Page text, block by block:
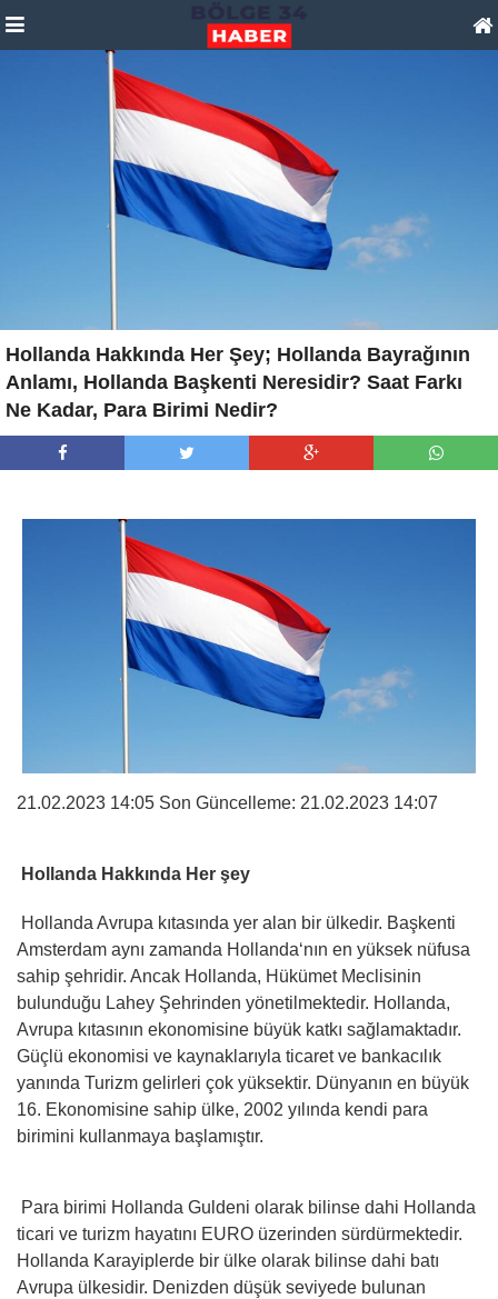
Hollanda Hakkında Her Şey; Hollanda Bayrağının
Anlamı, Hollanda Başkenti Neresidir? Saat Farkı
Ne Kadar, Para Birimi Nedir?
21.02.2023 14:05 Son Güncelleme: 21.02.2023 14:07
Hollanda Hakkında Her şey
Hollanda Avrupa kıtasında yer alan bir ülkedir. Başkenti
Amsterdam aynı zamanda Hollanda‘nın en yüksek nüfusa
sahip şehridir. Ancak Hollanda, Hükümet Meclisinin
bulunduğu Lahey Şehrinden yönetilmektedir. Hollanda,
Avrupa kıtasının ekonomisine büyük katkı sağlamaktadır.
Güçlü ekonomisi ve kaynaklarıyla ticaret ve bankacılık
yanında Turizm gelirleri çok yüksektir. Dünyanın en büyük
16. Ekonomisine sahip ülke, 2002 yılında kendi para
birimini kullanmaya başlamıştır.
Para birimi Hollanda Guldeni olarak bilinse dahi Hollanda
ticari ve turizm hayatını EURO üzerinden sürdürmektedir.
Hollanda Karayiplerde bir ülke olarak bilinse dahi batı
Avrupa ülkesidir. Denizden düşük seviyede bulunan